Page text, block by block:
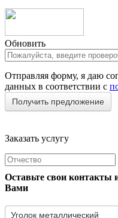
Обновить
Отправляя форму, я даю
данных в соответствии с
Заказать услугу
Оставьте свои
Вами